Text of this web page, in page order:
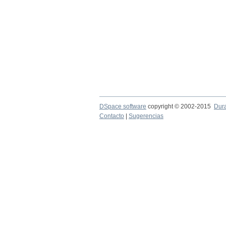
DSpace software copyright © 2002-2015
Contacto
Sugerencias